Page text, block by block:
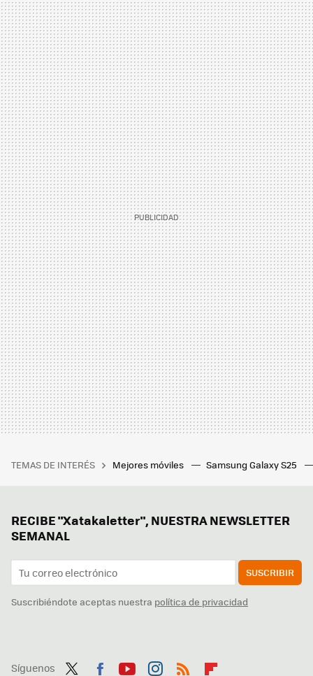
TEMAS DE INTERÉS Mejores móviles Samsung Galaxy S25
RECIBE "Xatakaletter", NUESTRA NEWSLETTER
SEMANAL
SUSCRIBIR
Suscribiéndote aceptas nuestra política de privacidad
Síguenos